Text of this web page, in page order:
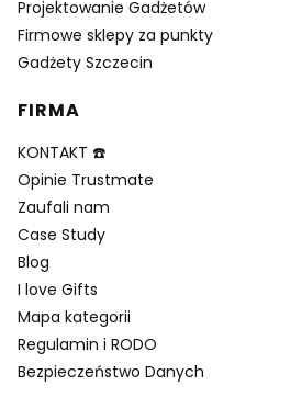
Projektowanie Gadżetów
Firmowe sklepy za punkty
Gadżety Szczecin
FIRMA
KONTAKT ☎️
Opinie Trustmate
Zaufali nam
Case Study
Blog
I love Gifts
Mapa kategorii
Regulamin i RODO
Bezpieczeństwo Danych